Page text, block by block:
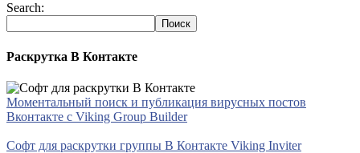
Search:
Раскрутка В Контакте
Моментальный поиск и публикация вирусных постов
Вконтакте с Viking Group Builder
Софт для раскрутки группы В Контакте Viking Inviter